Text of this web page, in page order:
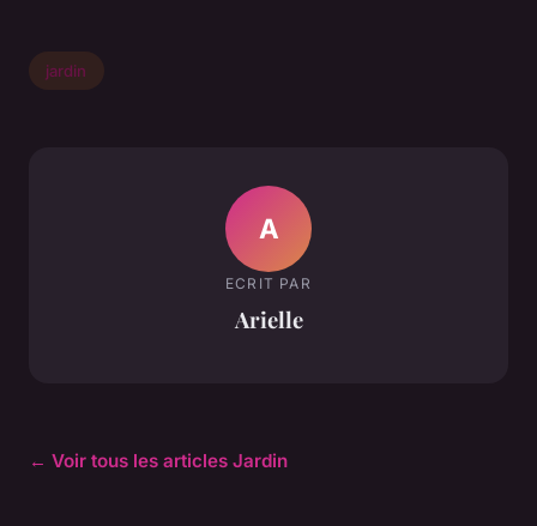
jardin
A
ECRIT PAR
Arielle
← Voir tous les articles Jardin